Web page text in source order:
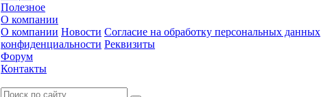
Полезное
О компании
О компании Новости Согласие на обработку персональных данных
конфиденциальности Реквизиты
Форум
Контакты